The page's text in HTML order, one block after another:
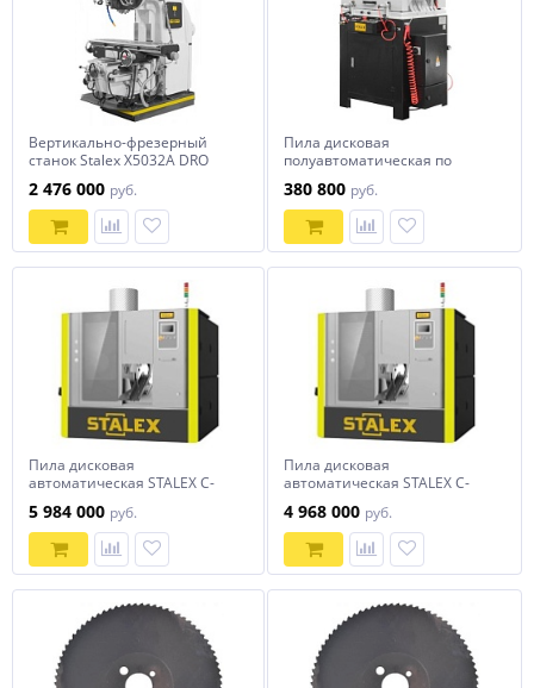
Вертикально-фрезерный
станок Stalex X5032A DRO
2 476 000 руб.
Пила дисковая
полуавтоматическая по
380 800 руб.
Пила дисковая
автоматическая STALEX C-
5 984 000 руб.
Пила дисковая
автоматическая STALEX C-
4 968 000 руб.